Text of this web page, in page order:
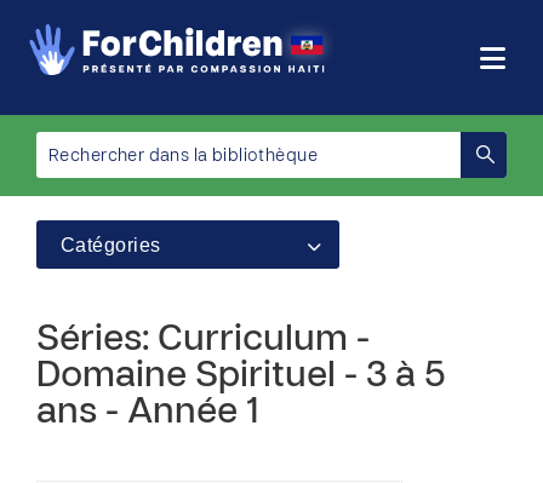
Catégories
Séries: Curriculum -
Domaine Spirituel - 3 à 5
ans - Année 1